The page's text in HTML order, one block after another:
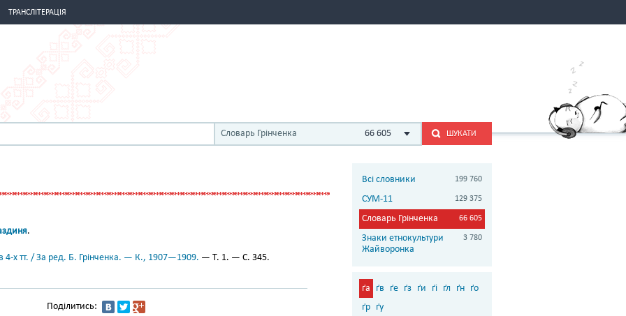
ТРАНСЛІТЕРАЦІЯ
Словарь Грінченка 66 605 ШУКАТИ
.
4-х тт. / За ред. Б. Грінченка. — К., 1907—1909. — Т. 1. — С. 345.
Поділитись:
Всі словники 199 760
СУМ-11 129 375
Словарь Грінченка 66 605
Знаки етнокультури
Жайворонка
3 780
ґа ґв ґе ґз ґи ґі ґл ґн ґо
ґр ґу